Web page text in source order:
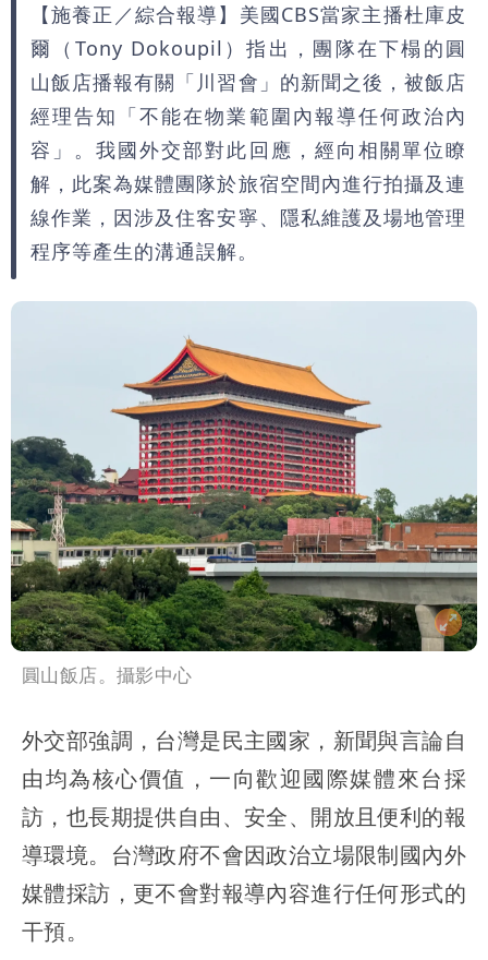
【施養正／綜合報導】美國CBS當家主播杜庫皮
爾（Tony Dokoupil）指出，團隊在下榻的圓
山飯店播報有關「川習會」的新聞之後，被飯店
經理告知「不能在物業範圍內報導任何政治內
容」。我國外交部對此回應，經向相關單位瞭
解，此案為媒體團隊於旅宿空間內進行拍攝及連
線作業，因涉及住客安寧、隱私維護及場地管理
程序等產生的溝通誤解。
圓山飯店。攝影中心
外交部強調，台灣是民主國家，新聞與言論自
由均為核心價值，一向歡迎國際媒體來台採
訪，也長期提供自由、安全、開放且便利的報
導環境。台灣政府不會因政治立場限制國內外
媒體採訪，更不會對報導內容進行任何形式的
干預。